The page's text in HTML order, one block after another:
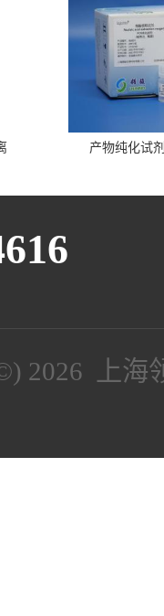
产物纯化试
2026
上